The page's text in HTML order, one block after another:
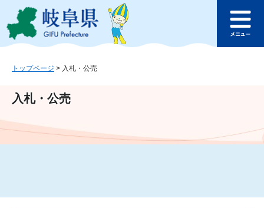
ジ
ュ
文
このページの本文へ
ュ
トップページ > 入札・公売
入札・公売